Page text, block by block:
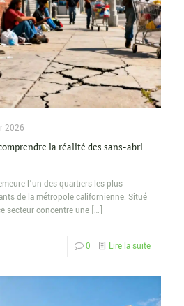
2026
la réalité des sans-abri
l’un des quartiers les plus
de la métropole californienne. Situé
secteur concentre une […]
0 Lire la suite